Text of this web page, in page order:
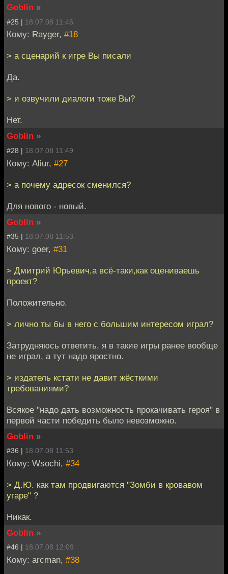
Goblin »
#25 | 18.07.08 11:46
Кому: Rayger, #18
> а сценарий к игре Вы писали
Да.
> и озвучили диалоги тоже Вы?
Нет.
Goblin »
#28 | 18.07.08 11:49
Кому: Aliur, #27
> а почему адресок сменился?
Для нового - новый.
Goblin »
#35 | 18.07.08 11:53
Кому: goer, #31
> Дмитрий Юрьевич,а всё-таки,как оцениваешь
проект?
Положительно.
> лично ты бы в него с большим интересом играл?
Затрудняюсь ответить, я в такие игры ранее вообще
не играл, а тут надо яростно.
> издатель кстати не давит жёсткими
требованиями?
Всякое "надо дать возможность прокачивать героя" в
первой части победить было невозможно.
Goblin »
#36 | 18.07.08 11:53
Кому: Wsochi, #34
> Д.Ю. как там продвигаются "Зомби в кровавом
угаре" ?
Никак.
Goblin »
#46 | 18.07.08 12:09
Кому: arcman, #38